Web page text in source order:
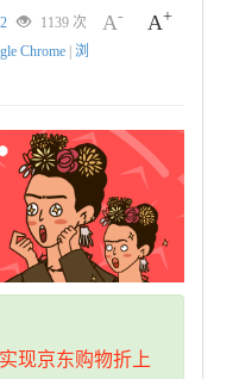
A- A+
1139 次
Chrome 浏
现京东购物折上